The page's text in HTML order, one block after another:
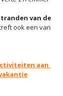
van de
ook een van
aan